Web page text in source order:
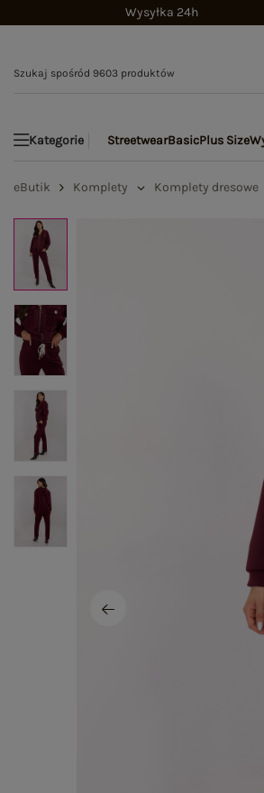
Wysyłka 24h
Kategorie StreetwearBasicPlus Size
eButik Komplety Komplety dresowe